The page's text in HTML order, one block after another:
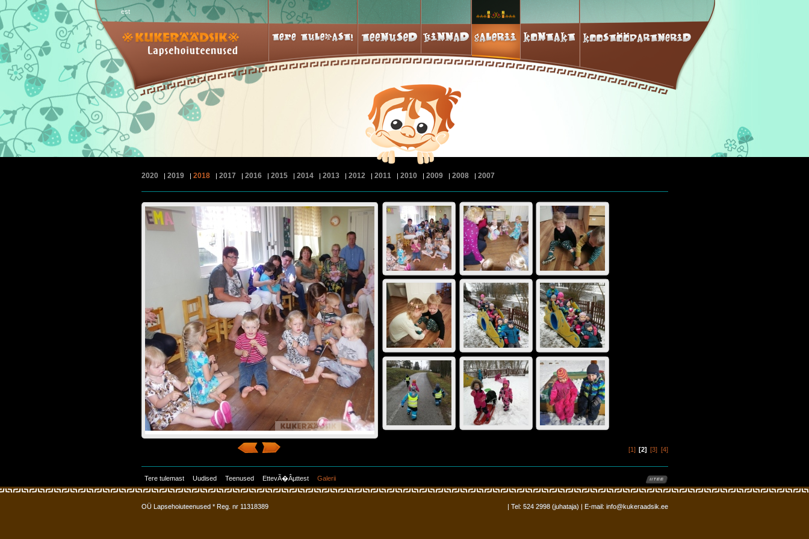
est
2020 | 2019 | 2018 | 2017 | 2016 | 2015 | 2014 | 2013 | 2012 | 2011 | 2010 |2009 |2008 |2007
1 2 3 4
Tere tulemast Uudised Teenused EttevÃ�Âµttest Galerii
OÜ Lapsehoiuteenused * Reg. nr 11318389 | Tel: 524 2998 (juhataja) | E-mail: info@kukeraadsik.ee